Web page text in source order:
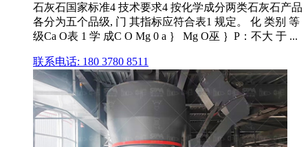
石灰石国家标准4 技术要求4 按化学成分两类石灰石产品
各分为五个品级, 门 其指标应符合表1 规定。 化 类别 等
级Ca O表 1 学 成C O Mg 0 a ｝ Mg O巫 ｝P：不大 于 ...
联系电话: 180 3780 8511